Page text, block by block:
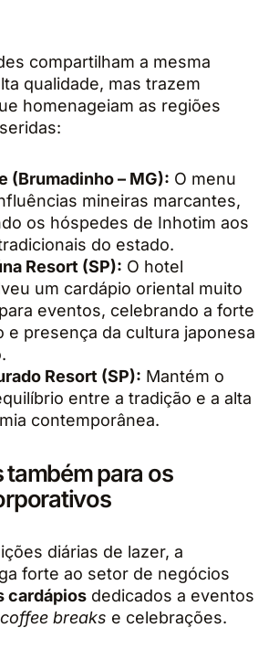
compartilham a mesma
qualidade, mas trazem
homenageiam as regiões
(Brumadinho – MG): O menu
mineiras marcantes,
os hóspedes de Inhotim aos
do estado.
Resort (SP): O hotel
um cardápio oriental muito
eventos, celebrando a forte
e presença da cultura japonesa
Resort (SP): Mantém o
entre a tradição e a alta
contemporânea.
para os
diárias de lazer, a
forte ao setor de negócios
cardápios dedicados a eventos
coffee breaks e celebrações.